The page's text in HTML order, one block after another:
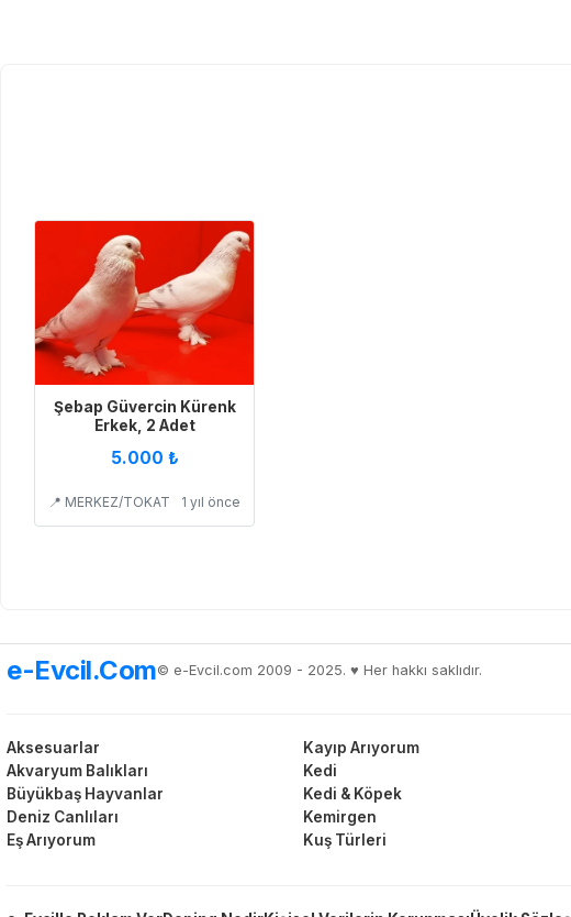
Şebap Güvercin Kürenk
Erkek, 2 Adet
5.000 ₺
📍 MERKEZ/TOKAT 1 yıl önce
e-Evcil.Com© e-Evcil.com 2009 - 2025. ♥️ Her hakkı saklıdır.
Aksesuarlar
Akvaryum Balıkları
Büyükbaş Hayvanlar
Deniz Canlıları
Eş Arıyorum
Kayıp Arıyorum
Kedi
Kedi & Köpek
Kemirgen
Kuş Türleri